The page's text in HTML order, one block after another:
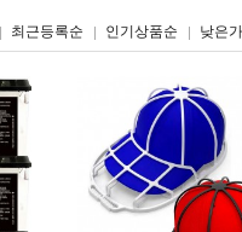
최근등록순 인기상품순 낮은
리스트형갤러리형